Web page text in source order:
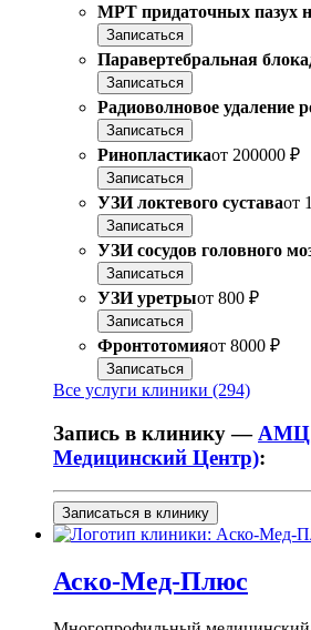
МРТ придаточных пазух
Записаться
Паравертебральная
Записаться
Радиоволновое удаление
Записаться
Ринопластикаот 200000 ₽
Записаться
УЗИ локтевого суставаот
Записаться
УЗИ сосудов головного
Записаться
УЗИ уретрыот 800 ₽
Записаться
Фронтотомияот 8000 ₽
Записаться
Все услуги клиники (294)
Запись в клинику — АМЦ
Медицинский Центр):
Записаться в клинику
Аско-Мед-Плюс